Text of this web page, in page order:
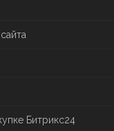
Битрикс24